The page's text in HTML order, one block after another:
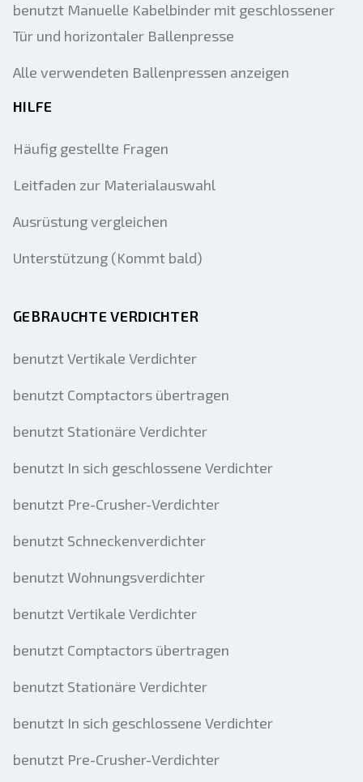
benutzt Manuelle Kabelbinder mit geschlossener
Tür und horizontaler Ballenpresse
Alle verwendeten Ballenpressen anzeigen
HILFE
Häufig gestellte Fragen
Leitfaden zur Materialauswahl
Ausrüstung vergleichen
Unterstützung (Kommt bald)
GEBRAUCHTE VERDICHTER
benutzt Vertikale Verdichter
benutzt Comptactors übertragen
benutzt Stationäre Verdichter
benutzt In sich geschlossene Verdichter
benutzt Pre-Crusher-Verdichter
benutzt Schneckenverdichter
benutzt Wohnungsverdichter
benutzt Vertikale Verdichter
benutzt Comptactors übertragen
benutzt Stationäre Verdichter
benutzt In sich geschlossene Verdichter
benutzt Pre-Crusher-Verdichter